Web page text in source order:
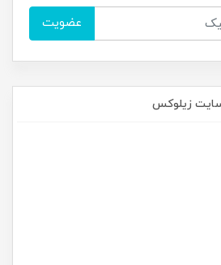
عضویت
سایت زیلوکس